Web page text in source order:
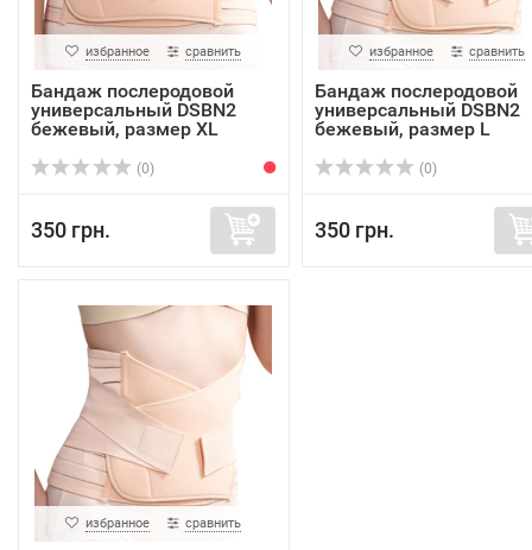
избранное сравнить
Бандаж послеродовой
универсальный DSBN2
бежевый, размер XL
(0)
350 грн.
избранное сравнить
Бандаж послеродовой
универсальный DSBN2
бежевый, размер L
(0)
350 грн.
избранное сравнить